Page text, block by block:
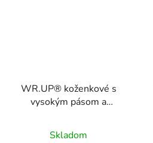
WR.UP® koženkové s
vysokým pásom a
WRUP2HF348
Skladom